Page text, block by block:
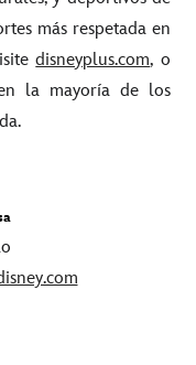
más respetada en
disneyplus.com, o
la mayoría de los